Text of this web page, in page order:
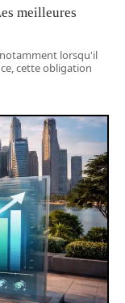
meilleures
lorsqu'il
cette obligation